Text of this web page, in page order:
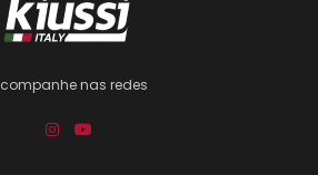
nas redes